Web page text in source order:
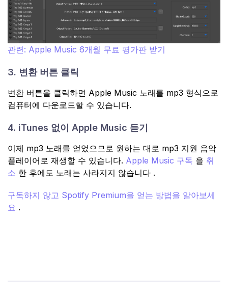
관련: Apple Music 6개월 무료 평가판 받기
3. 변환 버튼 클릭
변환 버튼을 클릭하면 Apple Music 노래를 mp3 형식으로
컴퓨터에 다운로드할 수 있습니다.
4. iTunes 없이 Apple Music 듣기
이제 mp3 노래를 얻었으므로 원하는 대로 mp3 지원 음악
플레이어로 재생할 수 있습니다. Apple Music 구독 을 취
소 한 후에도 노래는 사라지지 않습니다 .
구독하지 않고 Spotify Premium을 얻는 방법을 알아보세
요 .